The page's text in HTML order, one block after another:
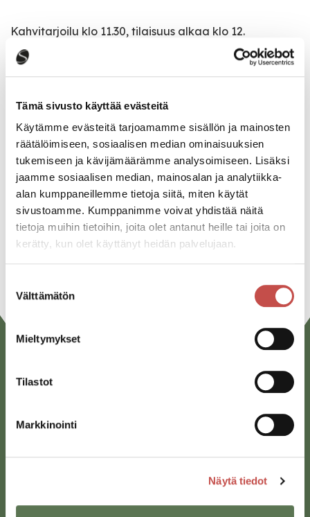
Tämä sivusto käyttää evästeitä
Käytämme evästeitä tarjoamamme sisällön ja mainosten
räätälöimiseen, sosiaalisen median ominaisuuksien
tukemiseen ja kävijämäärämme analysoimiseen. Lisäksi
jaamme sosiaalisen median, mainosalan ja analytiikka-
alan kumppaneillemme tietoja siitä, miten käytät
sivustoamme. Kumppanimme voivat yhdistää näitä
tietoja muihin tietoihin, joita olet antanut heille tai joita on
kerätty, kun olet käyttänyt heidän palvelujaan.
valinta
Välttämätön
Mieltymykset
Tilastot
Markkinointi
Näytä tiedot
Kahvitarjoilu klo 11.30, tilaisuus alkaa klo 12.
Katso kaikki tapahtumat
Jaa tapahtuma:
Facebook
Twitter
Linkedin
URL